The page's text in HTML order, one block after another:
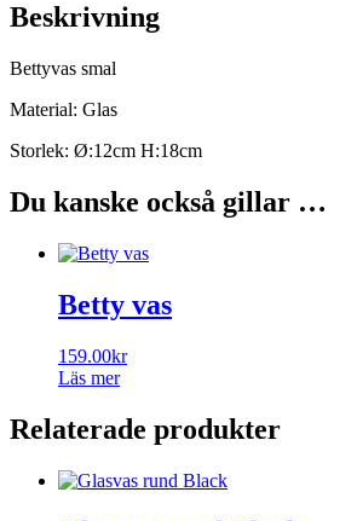
Beskrivning
Bettyvas smal
Material: Glas
Storlek: Ø:12cm H:18cm
Du kanske också gillar …
Betty vas
159.00kr
Läs mer
Relaterade produkter